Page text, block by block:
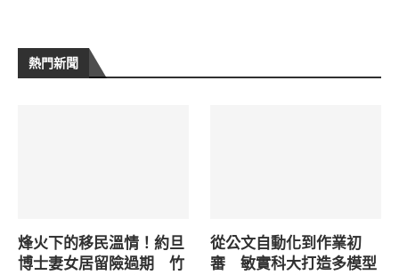
熱門新聞
烽火下的移民溫情！約旦
博士妻女居留險過期 竹
從公文自動化到作業初
審 敏實科大打造多模型